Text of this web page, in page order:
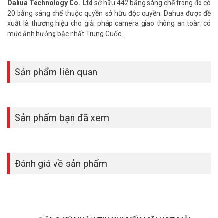
chuyển động chống động vật PIR khoảng cách 6m, độ phân giải
HD960P với giá thành hợp lí được khách hàng tin yêu. Dòngcamera
Wifi thông minh thiết kế gọn nhẹ, thẩm mỹ là sự lựa chọn hàng đầu
cho gia đình, văn phòng, công ty, nhà thuốc tây …
II. HÌNH ẢNH SẢN PHẨM CAMERA IP KHÔNG DÂY THỰC TẾ
Thông tin tiêu chuẩn lắp đặt camera tại
Dahua Technology Co. Ltd sở hữu 442 bằng sáng chế trong đó có
20 bằng sáng chế thuộc quyền sở hữu độc quyền. Dahua được đề
xuất là thương hiệu cho giải pháp camera giao thông an toàn có
mức ảnh hưởng bậc nhất Trung Quốc.
Sản phẩm liên quan
Sản phẩm bạn đã xem
Đánh giá về sản phẩm